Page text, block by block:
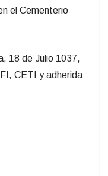
el Cementerio
18 de Julio 1037,
CETI y adherida